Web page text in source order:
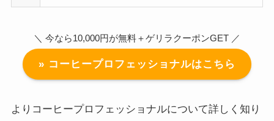
＼ 今なら10,000円が無料＋ゲリラクーポンGET ／
» コーヒープロフェッショナルはこちら
よりコーヒープロフェッショナルについて詳しく知り